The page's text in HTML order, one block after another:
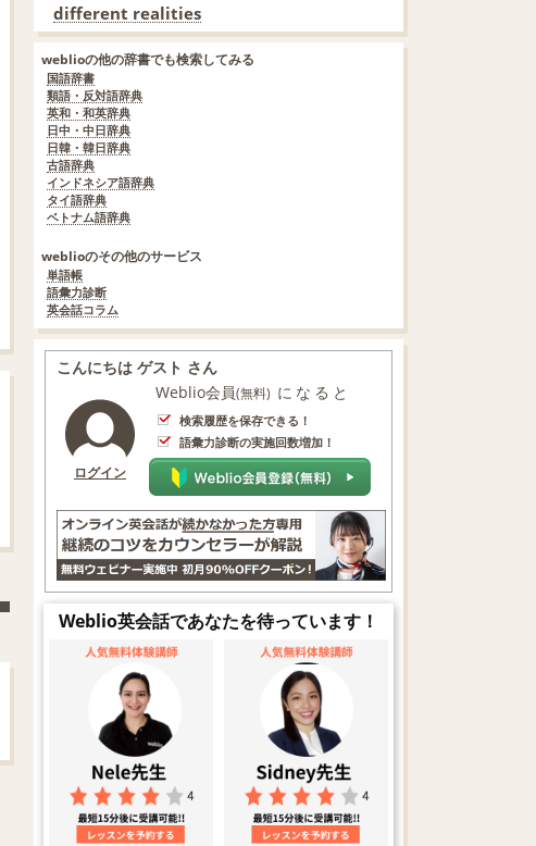
different realities
weblioの他の辞書でも検索してみる
国語辞書
類語・反対語辞典
英和・和英辞典
日中・中日辞典
日韓・韓日辞典
古語辞典
インドネシア語辞典
タイ語辞典
ベトナム語辞典
weblioのその他のサービス
単語帳
語彙力診断
英会話コラム
こんにちは ゲスト さん
ログイン
Weblio会員(無料) になると
検索履歴を保存できる！
語彙力診断の実施回数増加！
Weblio英会話であなたを待っています！